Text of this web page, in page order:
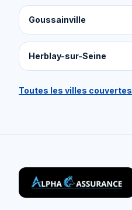
Goussainville
Herblay-sur-Seine
Toutes les villes couvertes